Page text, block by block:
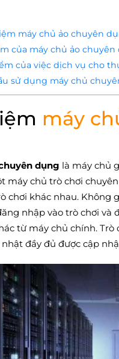
máy chủ ảo chuyên
của máy chủ ảo
của việc dịch vụ cho
sử dụng máy chủ
máy
dụng là máy chủ
máy chủ trò chơi
chơi khác nhau. Không
nhập vào trò chơi và
từ máy chủ chính.
đầy đủ được cập